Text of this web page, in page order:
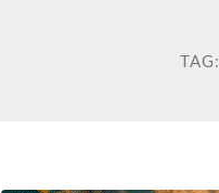
TAG: